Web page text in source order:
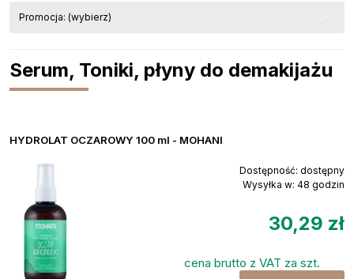
Promocja: (wybierz)
Serum, Toniki, płyny do demakijażu
HYDROLAT OCZAROWY 100 ml - MOHANI
Dostępność: dostępny
Wysyłka w: 48 godzin
30,29 zł
cena brutto z VAT za szt.